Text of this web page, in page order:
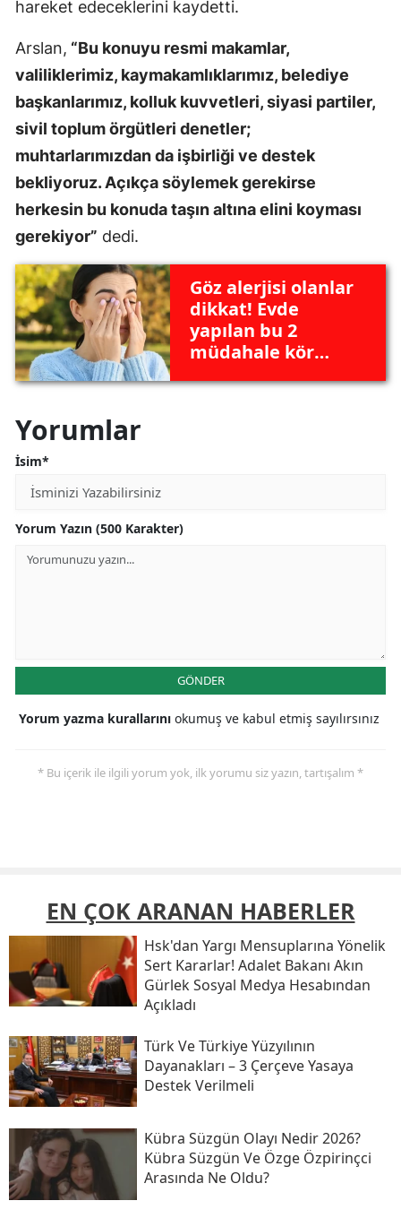
hareket edeceklerini kaydetti.
Arslan, “Bu konuyu resmi makamlar,
valiliklerimiz, kaymakamlıklarımız, belediye
başkanlarımız, kolluk kuvvetleri, siyasi partiler,
sivil toplum örgütleri denetler;
muhtarlarımızdan da işbirliği ve destek
bekliyoruz. Açıkça söylemek gerekirse
herkesin bu konuda taşın altına elini koyması
gerekiyor” dedi.
Göz alerjisi olanlar
dikkat! Evde
yapılan bu 2
müdahale kör
Yorumlar
İsim*
Yorum Yazın (500 Karakter)
GÖNDER
Yorum yazma kurallarını okumuş ve kabul etmiş sayılırsınız
* Bu içerik ile ilgili yorum yok, ilk yorumu siz yazın, tartışalım *
EN ÇOK ARANAN HABERLER
Hsk'dan Yargı Mensuplarına Yönelik
Sert Kararlar! Adalet Bakanı Akın
Gürlek Sosyal Medya Hesabından
Açıkladı
Türk Ve Türkiye Yüzyılının
Dayanakları – 3 Çerçeve Yasaya
Destek Verilmeli
Kübra Süzgün Olayı Nedir 2026?
Kübra Süzgün Ve Özge Özpirinçci
Arasında Ne Oldu?